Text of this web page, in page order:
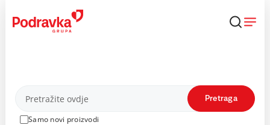
content
Proizvodi
Samo novi proizvodi
Pretraga